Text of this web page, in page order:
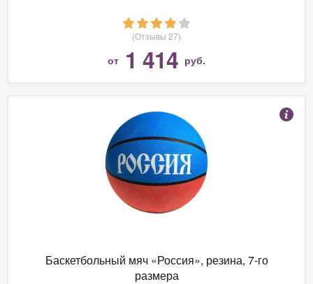
(Отзывы 27)
от 1 414 руб.
Баскетбольный мяч «Россия», резина, 7-го
размера